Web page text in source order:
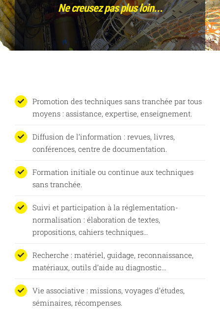
Ne creusez pas plus loin...
Promotion des techniques sans tranchée par tous
moyens : assistance, expertise, enseignement.
Diffusion de l’information : revues, livres,
conférences, centre de documentation.
Formation initiale ou continue aux techniques
sans tranchée.
Suivi et participation à la réglementation-
normalisation : élaboration de textes,
propositions, cahiers techniques…
Recherche : matériel, guidage, reconnaissance,
matériaux, outils d’aide au diagnostic…
Vie associative : missions, voyages d’études,
séminaires, récompenses.